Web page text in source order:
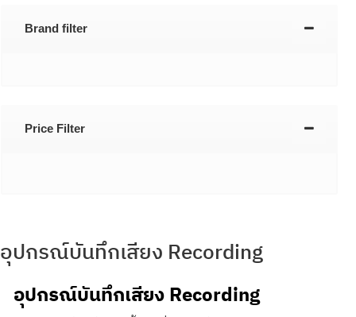
Brand filter
Price Filter
อุปกรณ์บันทึกเสียง Recording
อุปกรณ์บันทึกเสียง Recording